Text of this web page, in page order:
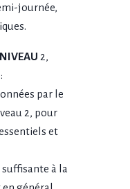
journée,
2,
par le
2, pour
et
suffisante à la